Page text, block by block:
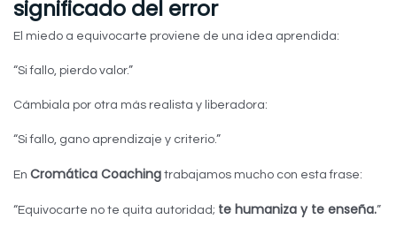
significado del error
El miedo a equivocarte proviene de una idea aprendida:
“Si fallo, pierdo valor.”
Cámbiala por otra más realista y liberadora:
“Si fallo, gano aprendizaje y criterio.”
En Cromática Coaching trabajamos mucho con esta frase:
“Equivocarte no te quita autoridad; te humaniza y te enseña.”